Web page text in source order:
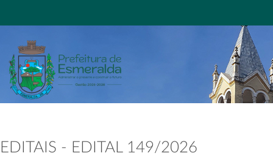
EDITAIS - EDITAL 149/2026